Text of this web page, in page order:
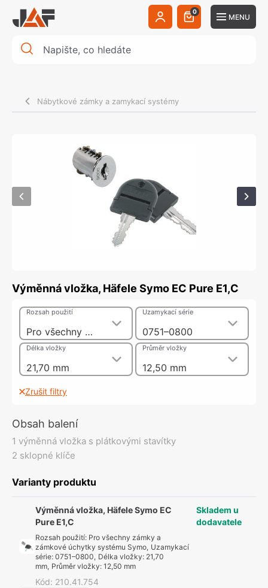
0
MENU
Nábytkové zámky a zamykací systémy
Výměnná vložka, Häfele Symo EC Pure E1,C
Pro všechny zámky a zámkové úchytky systému Symo
Rozsah použití
0751–0800
Uzamykací série
21,70 mm
Délka vložky
12,50 mm
Průměr vložky
Zrušit filtry
Obsah balení
1 výměnná vložka s plátkovými stavítky
2 sklopné klíče
Varianty produktu
Výměnná vložka, Häfele Symo EC
Pure E1,C
Rozsah použití: Pro všechny zámky a
zámkové úchytky systému Symo, Uzamykací
série:0751–0800, Délka vložky: 21,70
mm, Průměr vložky:12,50 mm
Kód: 210.41.754
Skladem u
dodavatele